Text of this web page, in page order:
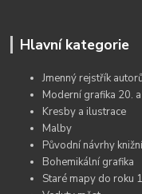
Hlavní kategorie
Jmenný rejstřík
Moderní grafika 20.
Kresby a ilustrace
Malby
Původní návrhy
Bohemikální grafika
Staré mapy do roku